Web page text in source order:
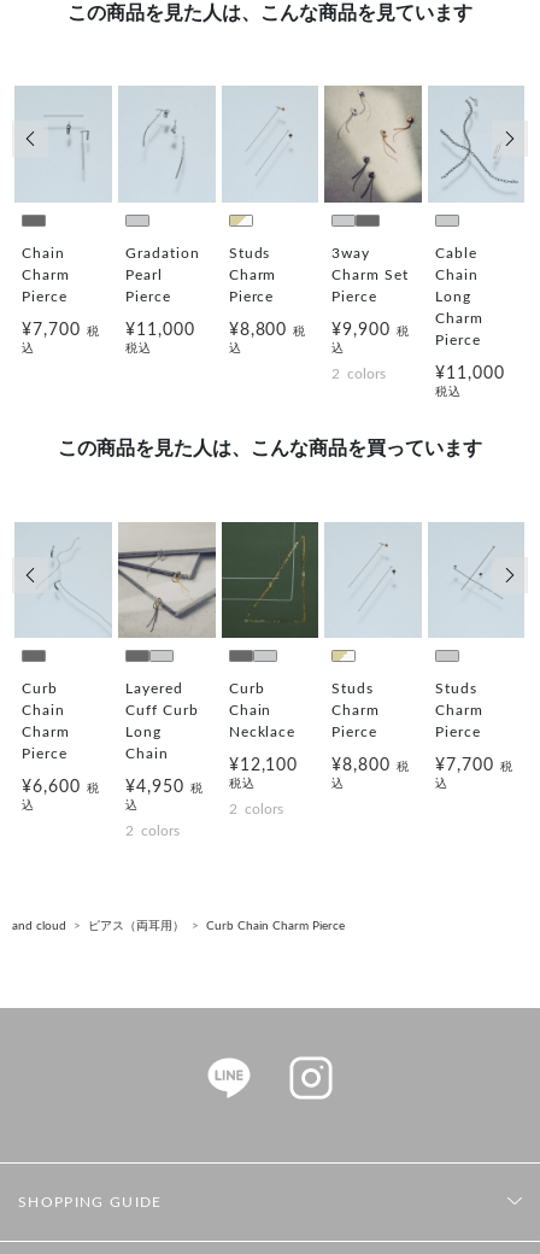
この商品を見た人は、こんな商品を見ています
Chain
Charm
Pierce
¥7,700税
込
Gradation
Pearl
Pierce
¥11,000
税込
Studs
Charm
Pierce
¥8,800税
込
3way
Charm Set
Pierce
¥9,900 税
込
2 colors
Cable
Chain
Long
Charm
Pierce
¥11,000
税込
この商品を見た人は、こんな商品を買っています
Curb
Chain
Charm
Pierce
¥6,600税
込
Layered
Cuff Curb
Long
Chain
¥4,950 税
込
2 colors
Curb
Chain
Necklace
¥12,100
税込
2 colors
Studs
Charm
Pierce
¥8,800 税
込
Studs
Charm
Pierce
¥7,700 税
込
前の画像
and cloud ピアス（両耳用） Curb Chain Charm Pierce
SHOPPING GUIDE